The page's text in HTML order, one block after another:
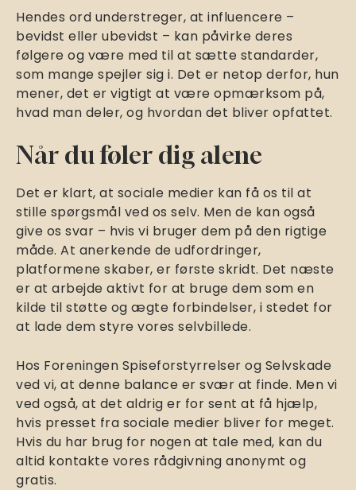
Hendes ord understreger, at influencere –
bevidst eller ubevidst – kan påvirke deres
følgere og være med til at sætte standarder,
som mange spejler sig i. Det er netop derfor, hun
mener, det er vigtigt at være opmærksom på,
hvad man deler, og hvordan det bliver opfattet.
Når du føler dig alene
Det er klart, at sociale medier kan få os til at
stille spørgsmål ved os selv. Men de kan også
give os svar – hvis vi bruger dem på den rigtige
måde. At anerkende de udfordringer,
platformene skaber, er første skridt. Det næste
er at arbejde aktivt for at bruge dem som en
kilde til støtte og ægte forbindelser, i stedet for
at lade dem styre vores selvbillede.
Hos Foreningen Spiseforstyrrelser og Selvskade
ved vi, at denne balance er svær at finde. Men vi
ved også, at det aldrig er for sent at få hjælp,
hvis presset fra sociale medier bliver for meget.
Hvis du har brug for nogen at tale med, kan du
altid kontakte vores rådgivning anonymt og
gratis.